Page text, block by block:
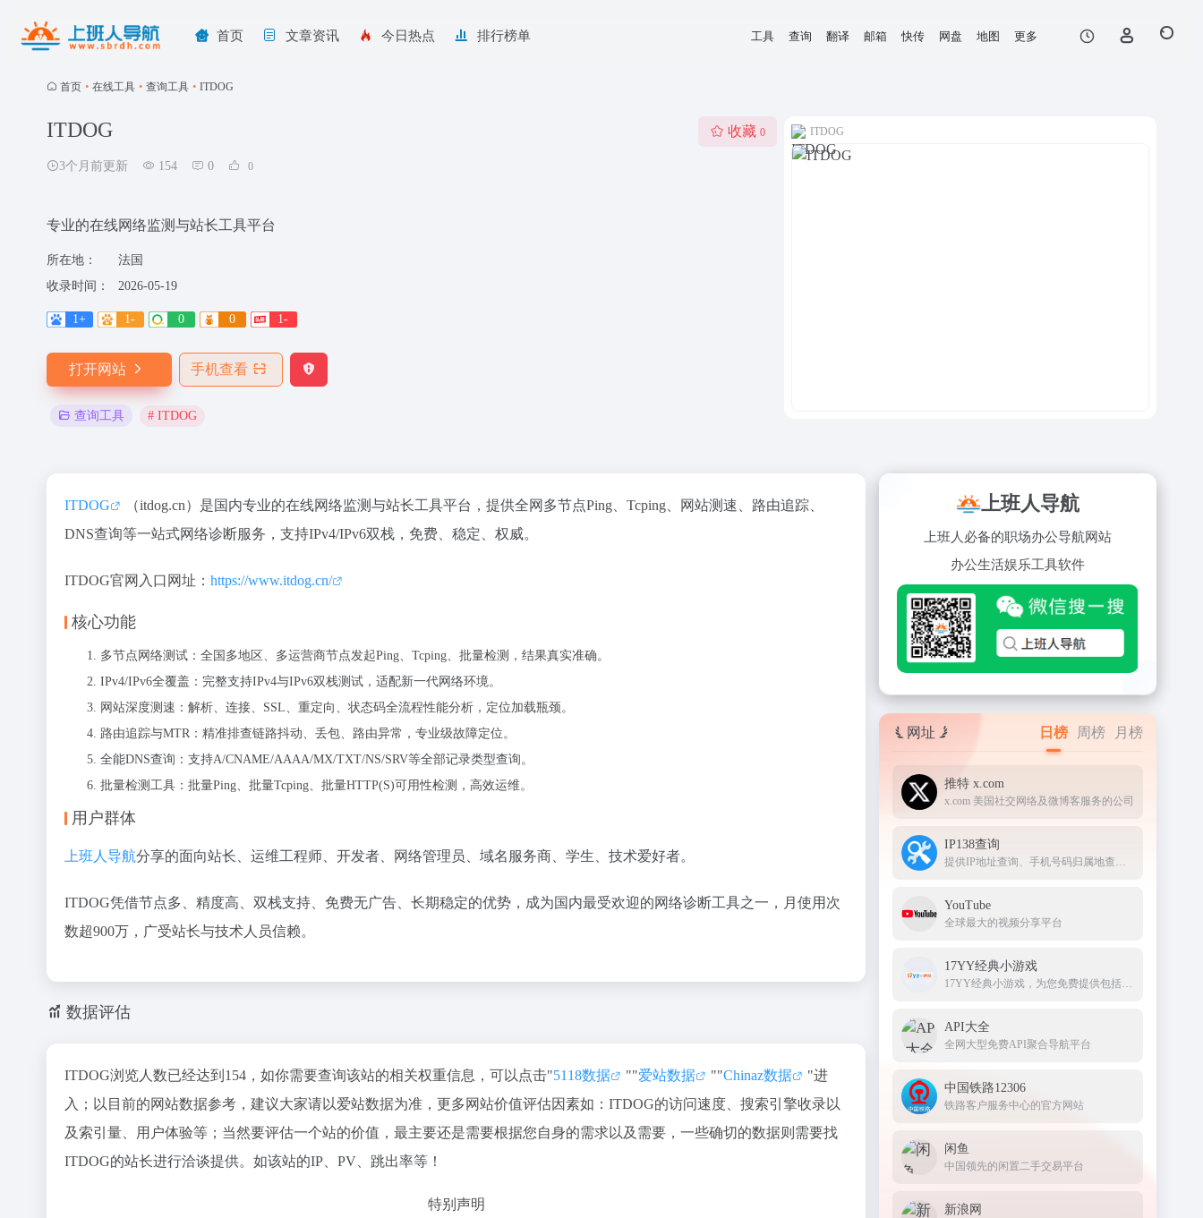
首页 文章资讯 今日热点 排行榜单 工具 查询 翻译 邮箱 快传 网盘 地图 更多
首页 • 在线工具 • 查询工具 • ITDOG
ITDOG
3个月前更新 154 0 0
收藏 0
专业的在线网络监测与站长工具平台
所在地：
法国
收录时间：
2026-05-19
1+ 1- 0 0 1-
打开网站 手机查看
查询工具 # ITDOG
ITDOG
ITDOG
（itdog.cn）是国内专业的在线网络监测与站长工具平台，提供全网多节点Ping、Tcping、网站测速、路由追踪、
DNS查询等一站式网络诊断服务，支持IPv4/IPv6双栈，免费、稳定、权威。
ITDOG官网入口网址： https://www.itdog.cn/
核心功能
多节点网络测试：全国多地区、多运营商节点发起Ping、Tcping、批量检测，结果真实准确。
IPv4/IPv6全覆盖：完整支持IPv4与IPv6双栈测试，适配新一代网络环境。
网站深度测速：解析、连接、SSL、重定向、状态码全流程性能分析，定位加载瓶颈。
路由追踪与MTR：精准排查链路抖动、丢包、路由异常，专业级故障定位。
全能DNS查询：支持A/CNAME/AAAA/MX/TXT/NS/SRV等全部记录类型查询。
批量检测工具：批量Ping、批量Tcping、批量HTTP(S)可用性检测，高效运维。
用户群体
上班人导航分享的面向站长、运维工程师、开发者、网络管理员、域名服务商、学生、技术爱好者。
ITDOG凭借节点多、精度高、双栈支持、免费无广告、长期稳定的优势，成为国内最受欢迎的网络诊断工具之一，月使用次
数超900万，广受站长与技术人员信赖。
数据评估
ITDOG浏览人数已经达到154，如你需要查询该站的相关权重信息，可以点击"5118数据 ""爱站数据 ""Chinaz数据
"进
入；以目前的网站数据参考，建议大家请以爱站数据为准，更多网站价值评估因素如：ITDOG的访问速度、搜索引擎收录以
及索引量、用户体验等；当然要评估一个站的价值，最主要还是需要根据您自身的需求以及需要，一些确切的数据则需要找
ITDOG的站长进行洽谈提供。如该站的IP、PV、跳出率等！
特别声明
上班人导航
上班人必备的职场办公导航网站
办公生活娱乐工具软件
网址 日榜 周榜 月榜
推特 x.com
x.com 美国社交网络及微博客服务的公司
IP138查询
提供IP地址查询、手机号码归属地查询、邮政编码查询及身份证号码验证等服务
YouTube
全球最大的视频分享平台
17YY经典小游戏
17YY经典小游戏，为您免费提供包括动作、体育、益智、射击、冒险、策略、装扮、敏捷等各种类型经典小游戏大全。17yy小游戏，努力做国内最优秀的小游戏网站。17yy，一起玩玩吧。
API大全
全网大型免费API聚合导航平台
中国铁路12306
铁路客户服务中心的官方网站
闲鱼
中国领先的闲置二手交易平台
新浪网